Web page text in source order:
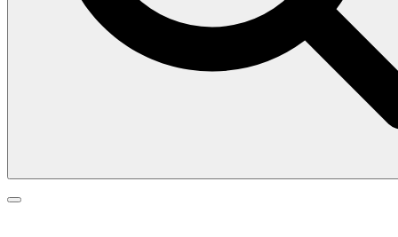
Search
Search
Go